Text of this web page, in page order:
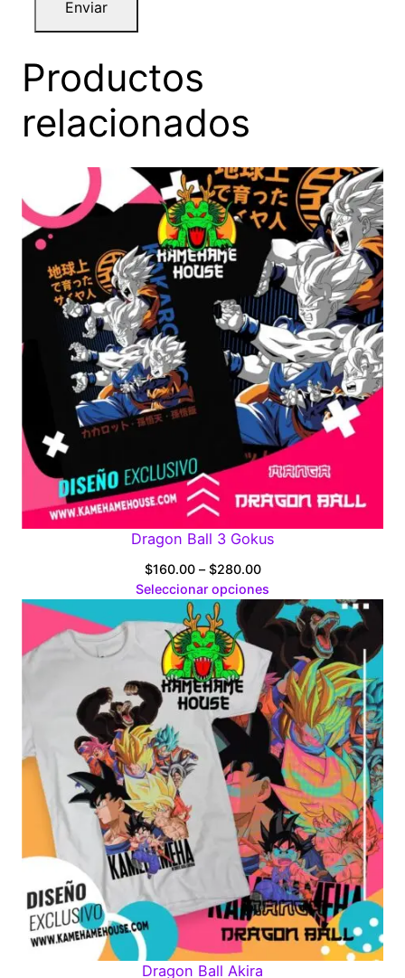
Productos
relacionados
Dragon Ball 3 Gokus
$160.00 – $280.00Price
range:
$160.00
through
$280.00
Seleccionar opciones
Dragon Ball Akira